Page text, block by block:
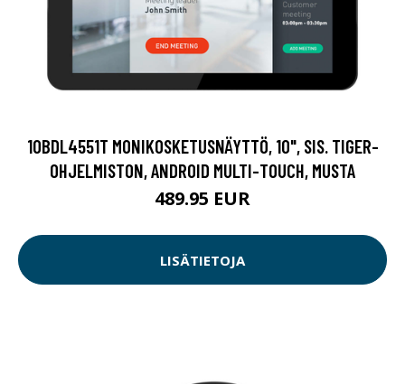
10BDL4551T MONIKOSKETUSNÄYTTÖ, 10", SIS. TIGER-
OHJELMISTON, ANDROID MULTI-TOUCH, MUSTA
489.95 EUR
LISÄTIETOJA